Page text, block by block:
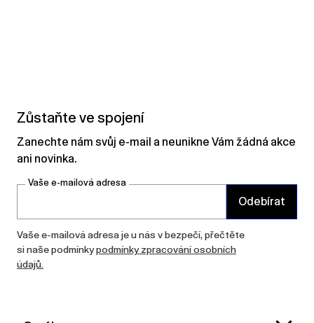
Zůstaňte ve spojení
Zanechte nám svůj e-mail a neunikne Vám žádná akce
ani novinka.
Vaše e-mailová adresa
Odebírat
Vaše e-mailová adresa je u nás v bezpečí, přečtěte
si naše podmínkypodmínky zpracování osobních
údajů.